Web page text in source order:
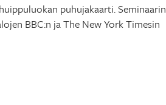
puhujakaarti. Seminaarin
BBC:n ja The New York Timesin